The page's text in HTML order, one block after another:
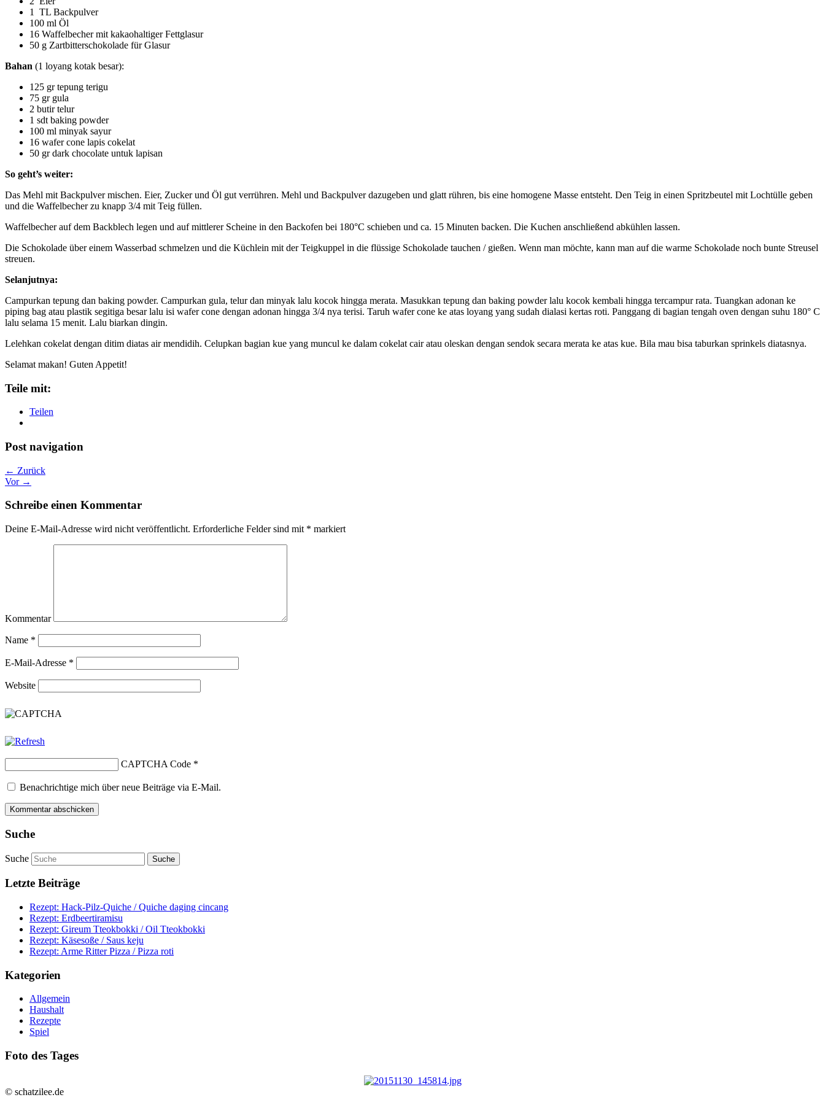
1 TL Backpulver
100 ml Öl
16 Waffelbecher mit kakaohaltiger Fettglasur
50 g Zartbitterschokolade für Glasur
Bahan (1 loyang kotak besar):
125 gr tepung terigu
75 gr gula
2 butir telur
1 sdt baking powder
100 ml minyak sayur
16 wafer cone lapis cokelat
50 gr dark chocolate untuk lapisan
So geht’s weiter:
Das Mehl mit Backpulver mischen. Eier, Zucker und Öl gut verrühren. Mehl und Backpulver dazugeben und glatt rühren, bis eine homogene Masse entsteht. Den Teig in einen Spritzbeutel mit Lochtülle geben
und die Waffelbecher zu knapp 3/4 mit Teig füllen.
Waffelbecher auf dem Backblech legen und auf mittlerer Scheine in den Backofen bei 180°C schieben und ca. 15 Minuten backen. Die Kuchen anschließend abkühlen lassen.
Die Schokolade über einem Wasserbad schmelzen und die Küchlein mit der Teigkuppel in die flüssige Schokolade tauchen / gießen. Wenn man möchte, kann man auf die warme Schokolade noch bunte Streusel
streuen.
Selanjutnya:
Campurkan tepung dan baking powder. Campurkan gula, telur dan minyak lalu kocok hingga merata. Masukkan tepung dan baking powder lalu kocok kembali hingga tercampur rata. Tuangkan adonan ke
piping bag atau plastik segitiga besar lalu isi wafer cone dengan adonan hingga 3/4 nya terisi. Taruh wafer cone ke atas loyang yang sudah dialasi kertas roti. Panggang di bagian tengah oven dengan suhu 180° C
lalu selama 15 menit. Lalu biarkan dingin.
Lelehkan cokelat dengan ditim diatas air mendidih. Celupkan bagian kue yang muncul ke dalam cokelat cair atau oleskan dengan sendok secara merata ke atas kue. Bila mau bisa taburkan sprinkels diatasnya.
Selamat makan! Guten Appetit!
Teile mit:
Teilen
Post navigation
← Zurück
Vor →
Schreibe einen Kommentar
Deine E-Mail-Adresse wird nicht veröffentlicht. Erforderliche Felder sind mit * markiert
Kommentar
Name *
E-Mail-Adresse *
Website
CAPTCHA Code *
Benachrichtige mich über neue Beiträge via E-Mail.
Suche
Suche
Letzte Beiträge
Rezept: Hack-Pilz-Quiche / Quiche daging cincang
Rezept: Erdbeertiramisu
Rezept: Gireum Tteokbokki / Oil Tteokbokki
Rezept: Käsesoße / Saus keju
Rezept: Arme Ritter Pizza / Pizza roti
Kategorien
Allgemein
Haushalt
Rezepte
Spiel
Foto des Tages
© schatzilee.de